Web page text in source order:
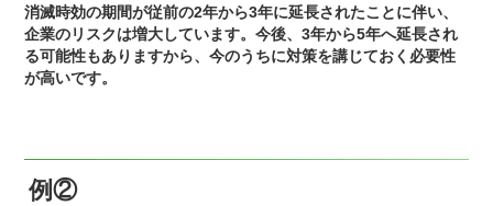
消滅時効の期間が従前の2年から3年に延長されたことに伴い、
企業のリスクは増大しています。今後、3年から5年へ延長され
る可能性もありますから、今のうちに対策を講じておく必要性
が高いです。
例②